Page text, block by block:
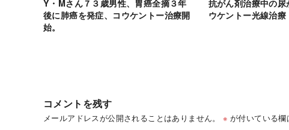
Y・Mさん７３歳男性、胃癌全摘３年
後に肺癌を発症、コウケントー治療開
始。
抗がん剤治療中の尿
ウケントー光線治療
コメントを残す
メールアドレスが公開されることはありません。 ※ が付いている